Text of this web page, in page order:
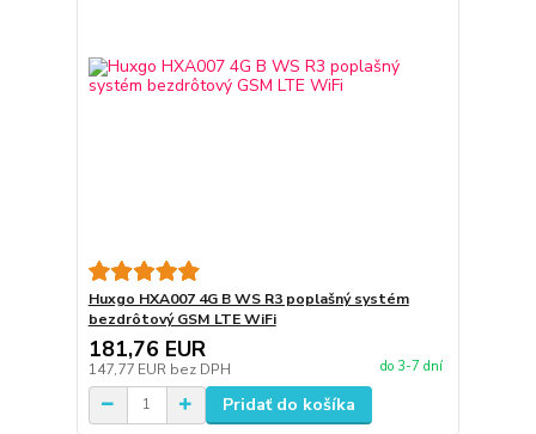
Huxgo HXA007 4G B WS R3 poplašný systém
bezdrôtový GSM LTE WiFi
181,76 EUR
147,77 EUR bez DPH do 3-7 dní
Pridať do košíka